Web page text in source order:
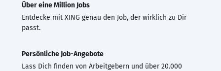
Über eine Million Jobs
Entdecke mit XING genau den Job, der wirklich zu Dir
passt.
Persönliche Job-Angebote
Lass Dich finden von Arbeitgebern und über 20.000